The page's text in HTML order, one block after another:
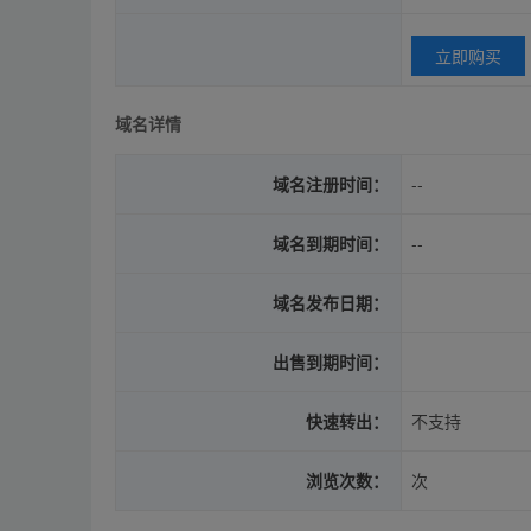
立即购买
域名详情
域名注册时间： --
域名到期时间： --
域名发布日期：
出售到期时间：
快速转出： 不支持
浏览次数： 次